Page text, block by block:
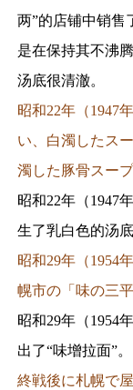
两”的店铺中销售
是在保持其不沸
汤底很清澈。
昭和22年（1947
い、白濁したス
濁した豚骨スー
昭和22年（1947
生了乳白色的汤
昭和29年（1954
幌市の「味の三
昭和29年（1954
出了“味增拉面”。
終戦後に札幌で